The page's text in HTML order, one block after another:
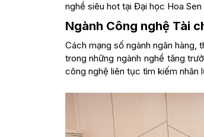
nghề siêu hot tại Đại học Hoa Sen
Ngành Công nghệ Tài
Cách mạng số ngành ngân hàng,
trong những ngành nghề tăng
công nghệ liên tục tìm kiếm nhân